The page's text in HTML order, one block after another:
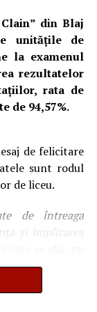
democratice
mediul școlar.
UNMUTE
cercetători și
au
participarea
o nouă
care o vom
noastră”, au
„Inochentie
din Blaj
unitățile de
la examenul
rezultatelor
rata de
de 94,57%.
de felicitare
sunt rodul
de liceu.
de întreaga
și implicarea
și încrederea